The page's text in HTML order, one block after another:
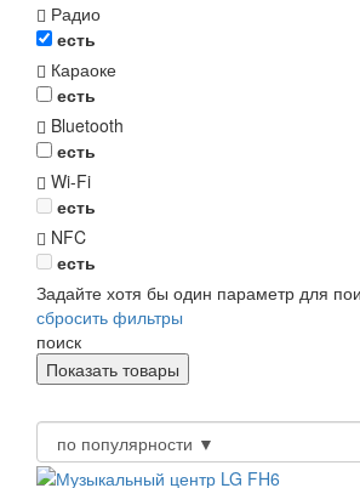
Радио
есть
Караоке
есть
Bluetooth
есть
Wi-Fi
есть
NFC
есть
Задайте хотя бы один параметр для
сбросить фильтры
поиск